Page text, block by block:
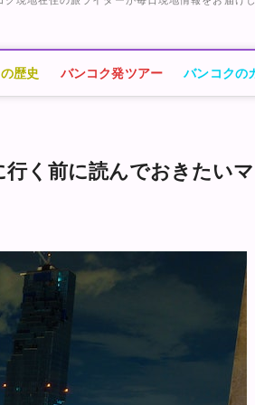
歴史 バンコク発ツアー バンコクの
く前に読んでおきたいマ